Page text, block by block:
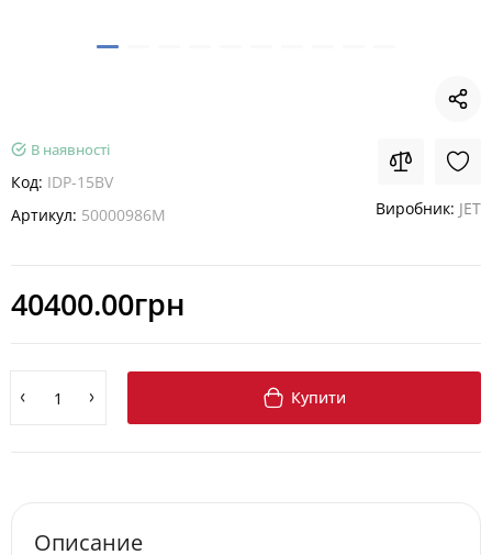
В наявності
Код: IDP-15BV
Артикул: 50000986M Виробник: JET
40400.00грн
Купити
Описание